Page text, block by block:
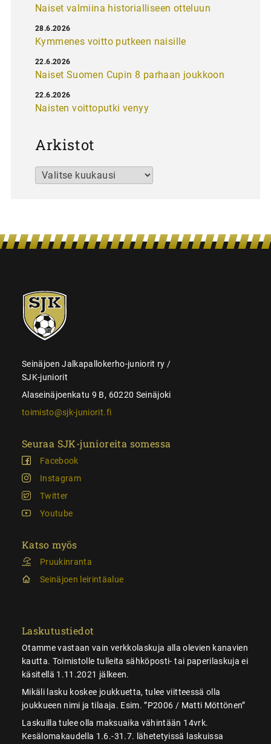
Naiset valmiina historialliseen otteluun
Kymmenes voitto putkeen naisille
28.6.2026
Naiset Suomen Cupin 8 parhaan joukkoon
22.6.2026
Naisten voittoputki venyy
22.6.2026
Arkistot
Arkistot
SJK-
juniorit
Seinäjoen Jalkapallokerho-juniorit ry /
SJK-juniorit
Alaseinäjoenkatu 9 B, 60220 Seinäjoki
toimisto@sjk-juniorit.fi
Seuraa SJK-junioreita somessa
Facebook
Instagram
Twitter
Youtube
Katso myös
Pruukinranta
Seinäjoen leirintäalue
Laskutustiedot
Otamme vastaan vain verkkolaskuja alla olevien kanavien
kautta. Toimistolle tulleita sähköposti- tai paperilaskuja ei
käsitellä 1.11.2021 jälkeen.
Mikäli lasku koskee joukkuetta, tulee viitteessä olla
joukkueen nimi ja tilaaja. Esim. ”P2006 / Matti Möttönen”
Laskuilla tulee olla maksuaika vähintään 14vrk.
Kesälomakaudella 1.6.-31.7. lähetetyissä laskuissa